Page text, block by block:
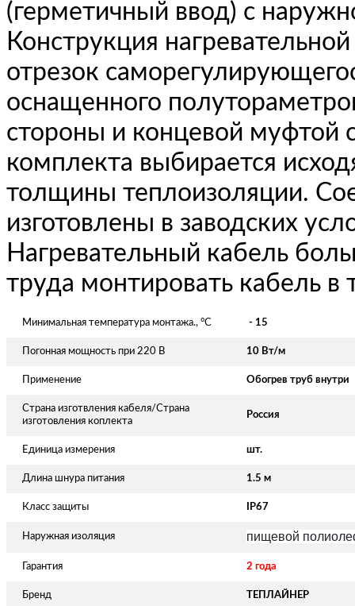
(герметичный ввод) с
Конструкция
отрезок
оснащенного
стороны и концевой муфтой
комплекта выбирается
толщины теплоизоляции.
изготовлены в заводских
Нагревательный кабель
труда монтировать кабель
Минимальная температура монтажа., °C - 15
Погонная мощность при 220 В 10 Вт/м
Применение Обогрев труб внутри
Страна изготвления кабеля/Страна
изготовления коплекта
Россия
Единица измерения шт.
Длина шнура питания 1.5 м
Класс защиты IP67
Наружная изоляция пищевой
Гарантия 2 года
Бренд ТЕПЛАЙНЕР